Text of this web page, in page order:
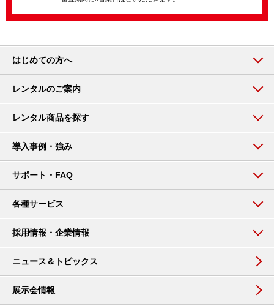
はじめての方へ
レンタルのご案内
レンタル商品を探す
導入事例・強み
サポート・FAQ
各種サービス
採用情報・企業情報
ニュース＆トピックス
展示会情報